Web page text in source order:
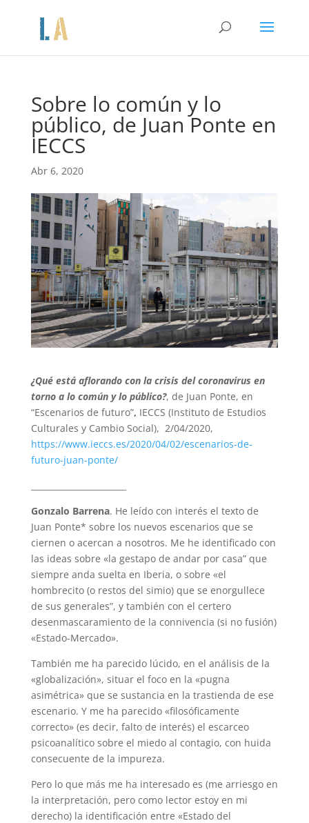
Sobre lo común y lo
público, de Juan Ponte en
IECCS
Abr 6, 2020
¿Qué está aflorando con la crisis del coronavirus en
torno a lo común y lo público?, de Juan Ponte, en
“Escenarios de futuro”, IECCS (Instituto de Estudios
Culturales y Cambio Social), 2/04/2020,
https://www.ieccs.es/2020/04/02/escenarios-de-
futuro-juan-ponte/
Gonzalo Barrena. He leído con interés el texto de
Juan Ponte* sobre los nuevos escenarios que se
ciernen o acercan a nosotros. Me he identificado con
las ideas sobre «la gestapo de andar por casa” que
siempre anda suelta en Iberia, o sobre «el
hombrecito (o restos del simio) que se enorgullece
de sus generales”, y también con el certero
desenmascaramiento de la connivencia (si no fusión)
«Estado-Mercado».
También me ha parecido lúcido, en el análisis de la
«globalización», situar el foco en la «pugna
asimétrica» que se sustancia en la trastienda de ese
escenario. Y me ha parecido «filosóficamente
correcto» (es decir, falto de interés) el escarceo
psicoanalítico sobre el miedo al contagio, con huida
consecuente de la impureza.
Pero lo que más me ha interesado es (me arriesgo en
la interpretación, pero como lector estoy en mi
derecho) la identificación entre «Estado del